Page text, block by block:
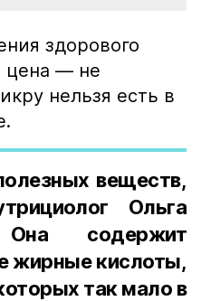
здорового
цена — не
нельзя есть в
веществ,
Ольга
содержит
жирные кислоты,
так мало в